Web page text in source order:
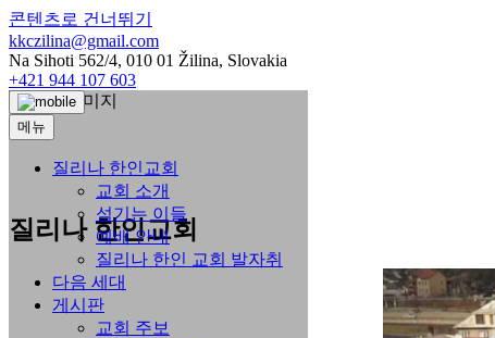
콘텐츠로 건너뛰기
kkczilina@gmail.com
Na Sihoti 562/4, 010 01 Žilina, Slovakia
+421 944 107 603
메뉴
질리나 한인교회
교회 소개
섬기는 이들
예배 안내
질리나 한인 교회 발자취
다음 세대
게시판
교회 주보
질리나 한인교회